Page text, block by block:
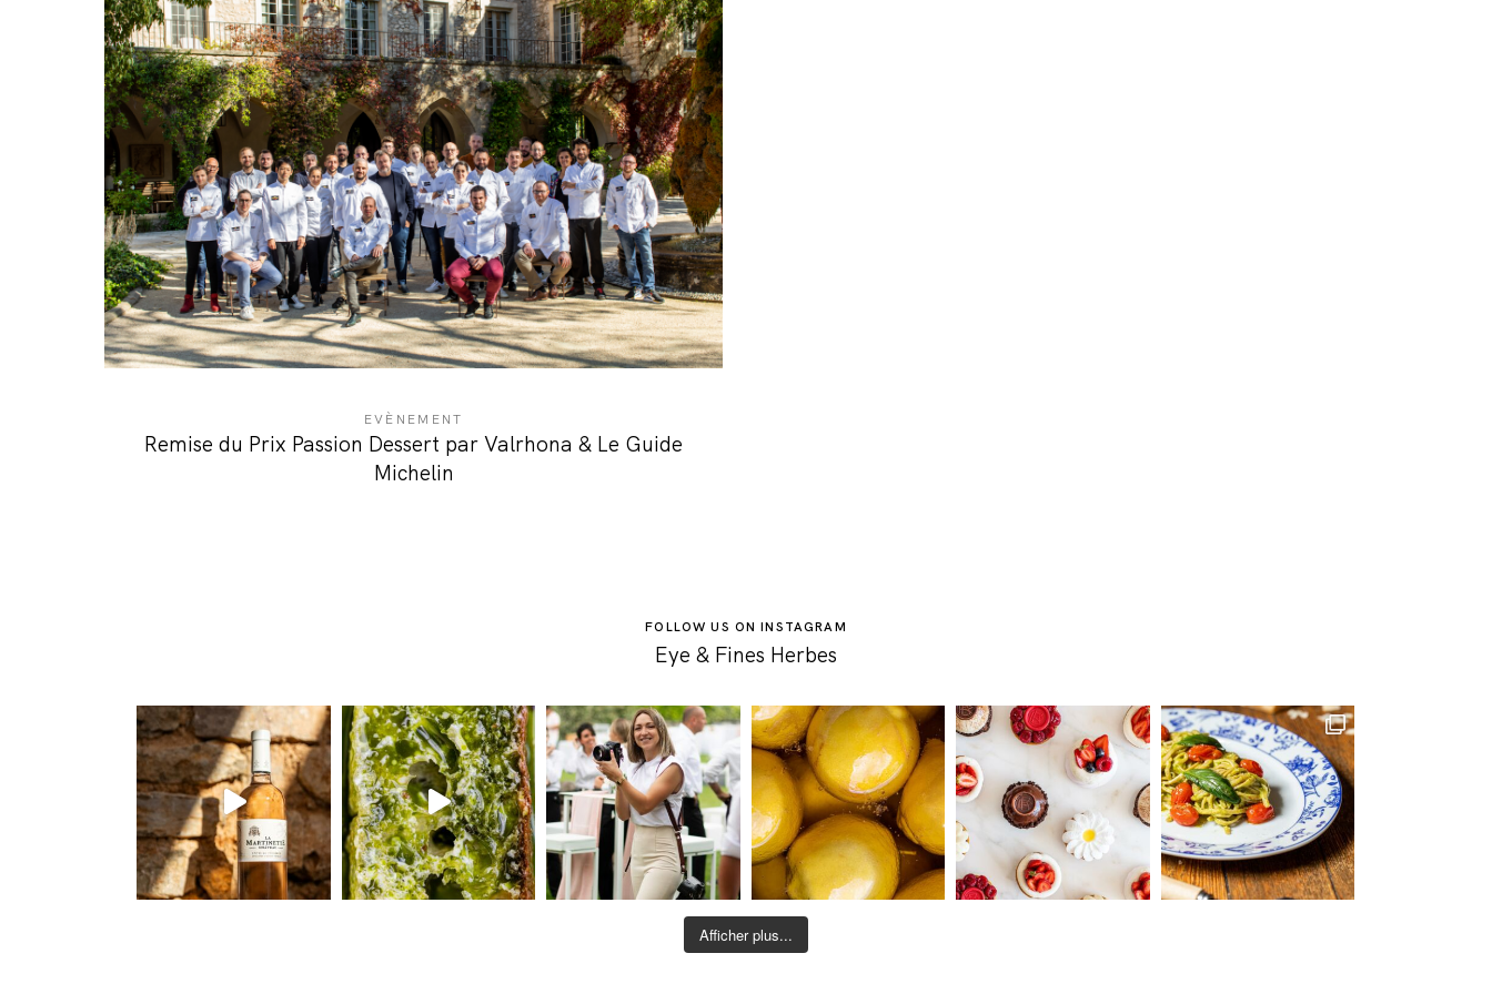
EVÈNEMENT
Remise du Prix Passion Dessert par Valrhona & Le Guide
Michelin
FOLLOW US ON INSTAGRAM
Eye & Fines Herbes
Afficher plus...